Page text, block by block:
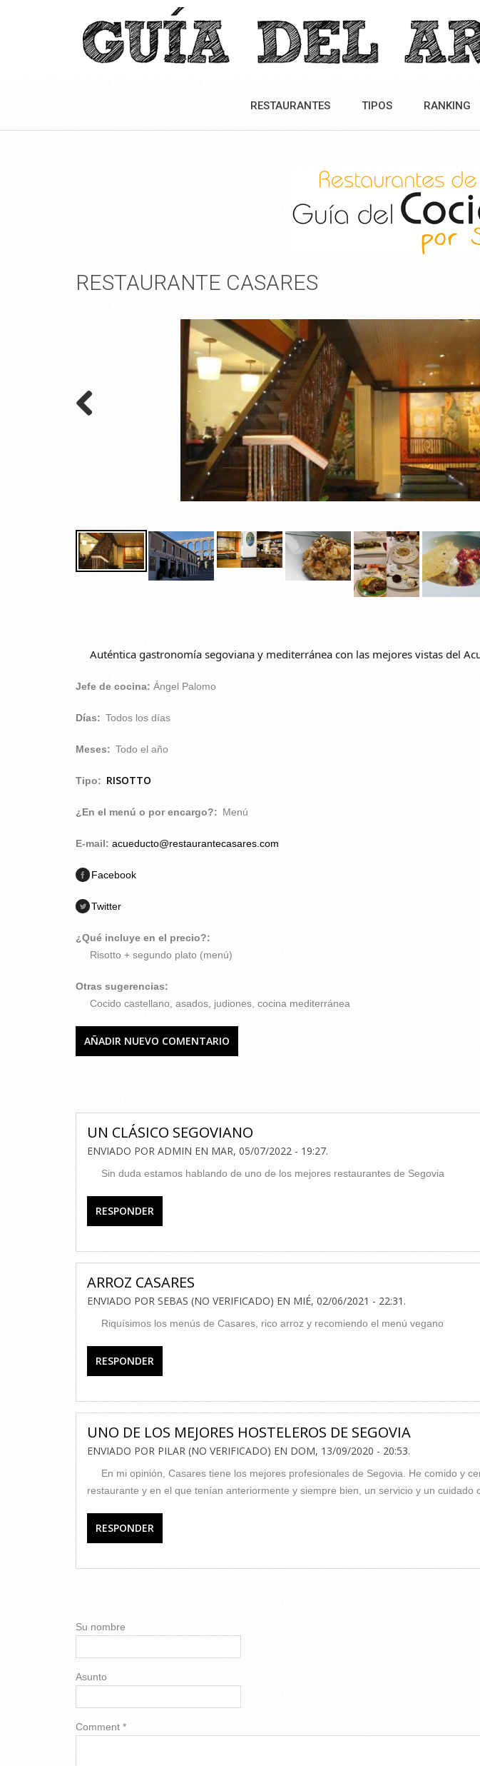
RESTAURANTES TIPOS RANKING
RESTAURANTE CASARES
Auténtica gastronomía segoviana y mediterránea con las mejores vistas del
Jefe de cocina: Ángel Palomo
Días: Todos los días
Meses: Todo el año
Tipo: RISOTTO
¿En el menú o por encargo?: Menú
E-mail: acueducto@restaurantecasares.com
Facebook
Twitter
¿Qué incluye en el precio?:
Risotto + segundo plato (menú)
Otras sugerencias:
Cocido castellano, asados, judiones, cocina mediterránea
AÑADIR NUEVO COMENTARIO
UN CLÁSICO SEGOVIANO
ENVIADO POR ADMIN EN MAR, 05/07/2022 - 19:27.
Sin duda estamos hablando de uno de los mejores restaurantes de Segovia
RESPONDER
ARROZ CASARES
ENVIADO POR SEBAS (NO VERIFICADO) EN MIÉ, 02/06/2021 - 22:31 .
Riquísimos los menús de Casares, rico arroz y recomiendo el menú vegano
RESPONDER
UNO DE LOS MEJORES HOSTELEROS DE SEGOVIA
ENVIADO POR PILAR (NO VERIFICADO) EN DOM, 13/09/2020 - 20:53.
En mi opinión, Casares tiene los mejores profesionales de Segovia. He comido y
restaurante y en el que tenían anteriormente y siempre bien, un servicio y un cuidado
RESPONDER
Su nombre
Asunto
Comment *